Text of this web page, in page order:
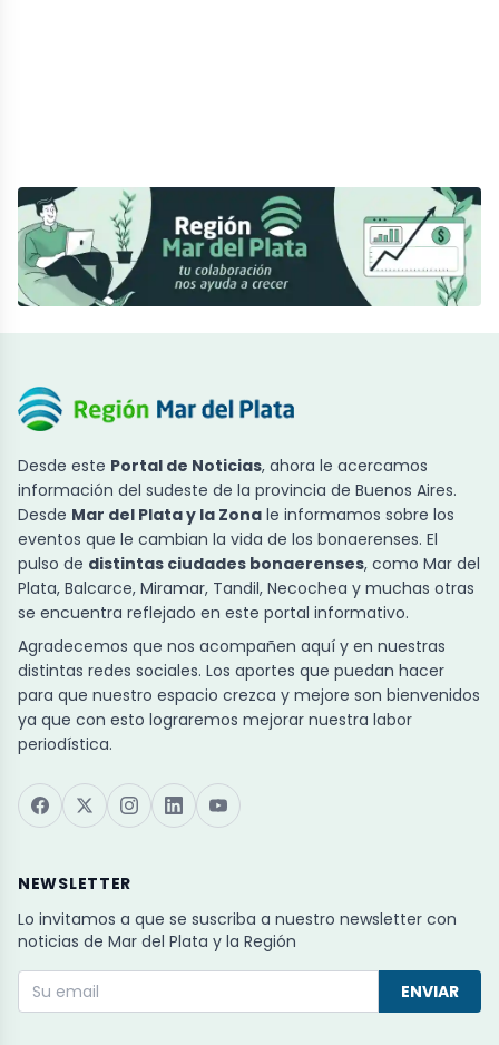
Desde este Portal de Noticias, ahora le acercamos
información del sudeste de la provincia de Buenos Aires.
Desde Mar del Plata y la Zona le informamos sobre los
eventos que le cambian la vida de los bonaerenses. El
pulso de distintas ciudades bonaerenses, como Mar del
Plata, Balcarce, Miramar, Tandil, Necochea y muchas otras
se encuentra reflejado en este portal informativo.
Agradecemos que nos acompañen aquí y en nuestras
distintas redes sociales. Los aportes que puedan hacer
para que nuestro espacio crezca y mejore son bienvenidos
ya que con esto lograremos mejorar nuestra labor
periodística.
NEWSLETTER
Lo invitamos a que se suscriba a nuestro newsletter con
noticias de Mar del Plata y la Región
ENVIAR